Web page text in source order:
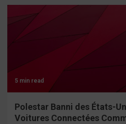
5 min read
Polestar Banni des États-
Voitures Connectées